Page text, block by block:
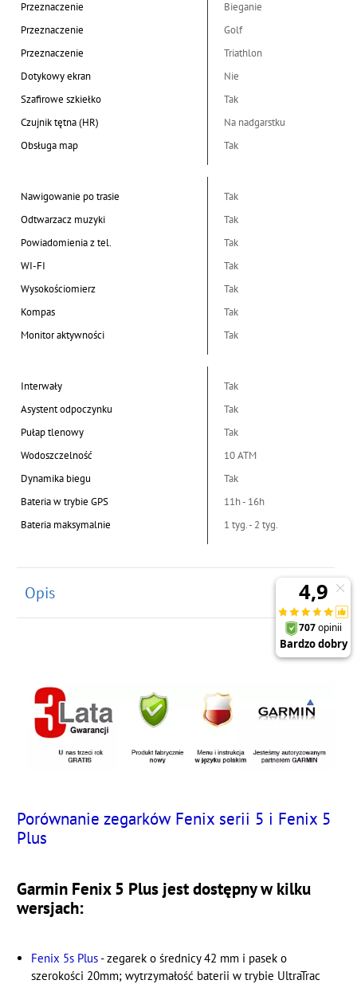
Przeznaczenie
Bieganie
Przeznaczenie
Golf
Przeznaczenie
Triathlon
Dotykowy ekran
Nie
Szafirowe szkiełko
Tak
Czujnik tętna (HR)
Na nadgarstku
Obsługa map
Tak
Nawigowanie po trasie
Tak
Odtwarzacz muzyki
Tak
Powiadomienia z tel.
Tak
WI-FI
Tak
Wysokościomierz
Tak
Kompas
Tak
Monitor aktywności
Tak
Interwały
Tak
Asystent odpoczynku
Tak
Pułap tlenowy
Tak
Wodoszczelność
10 ATM
Dynamika biegu
Tak
Bateria w trybie GPS
11h - 16h
Bateria maksymalnie
1 tyg. - 2 tyg.
Opis
Porównanie zegarków Fenix serii 5 i Fenix 5
Plus
Garmin Fenix 5 Plus jest dostępny w kilku
wersjach:
Fenix 5s Plus- zegarek o średnicy 42 mm i pasek o
szerokości 20mm; wytrzymałość baterii w trybie UltraTrac